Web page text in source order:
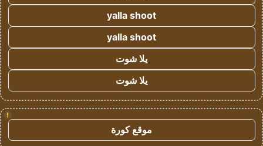
yalla shoot
yalla shoot
يلا شوت
يلا شوت
!
موقع كورة